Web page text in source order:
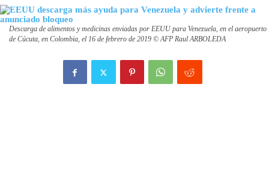
Descarga de alimentos y medicinas enviadas por EEUU para Venezuela, en el aeropuerto
de Cúcuta, en Colombia, el 16 de febrero de 2019 © AFP Raul ARBOLEDA